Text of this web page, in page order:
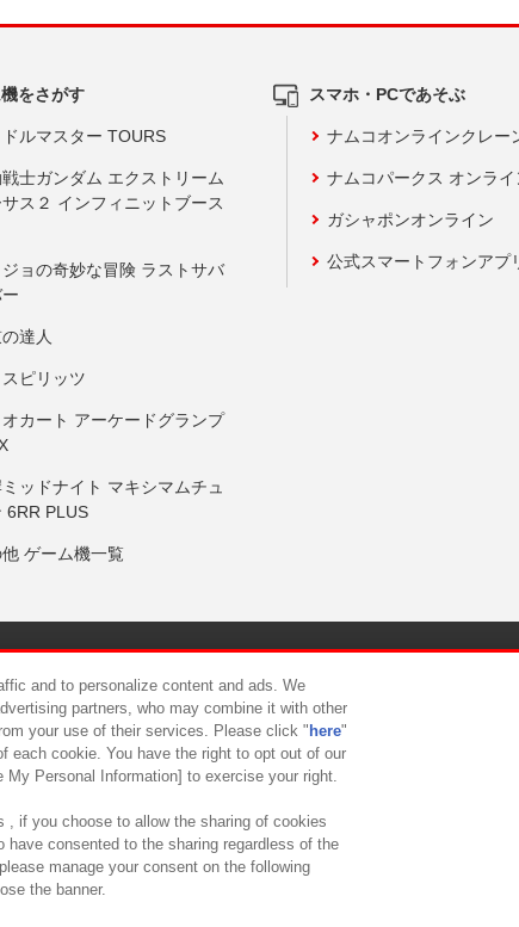
をさがす
ルマスター TOURS
士ガンダム エクストリーム
ス２ インフィニットブース
ョの奇妙な冒険 ラストサバ
達人
ピリッツ
カート アーケードグランプ
ッドナイト マキシマムチュ
6RR PLUS
ゲーム機一覧
スマホ・PCであそぶ
ナムコオンラインクレー
ナムコパークス オンライ
ガシャポンオンライン
公式スマートフォンアプ
について カスタマーハラスメント対応方針
and to personalize content and ads. We
partners, who may combine it with other
your use of their services. Please click " here"
each cookie. You have the right to opt out of our
Personal Information] to exercise your right.
, if you choose to allow the sharing of cookies
have consented to the sharing regardless of the
manage your consent on the following
the banner.